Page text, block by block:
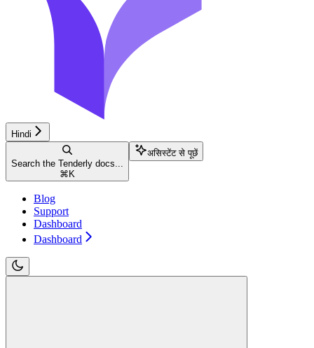
Hindi
Search the Tenderly docs...
⌘ K
असिस्टेंट से पूछें
Blog
Support
Dashboard
Dashboard